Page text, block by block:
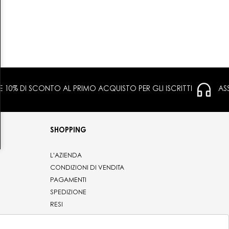
E 10% DI SCONTO AL PRIMO ACQUISTO PER GLI ISCRITTI
SHOPPING
L'AZIENDA
CONDIZIONI DI VENDITA
PAGAMENTI
SPEDIZIONE
RESI